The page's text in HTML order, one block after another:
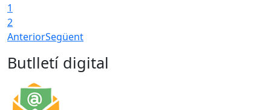
1
2
AnteriorSegüent
Butlletí digital